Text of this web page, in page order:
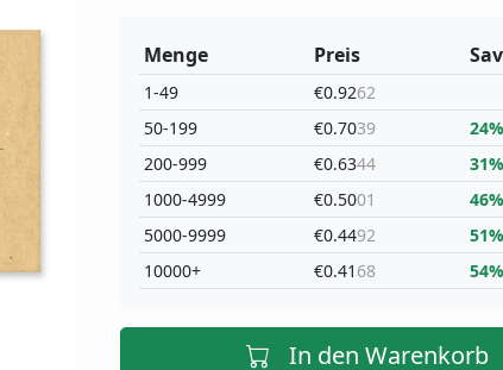
Menge
1-49
50-199
200-999
1000-4999
5000-9999
10000+
Preis
€0.9262
€0.7039
€0.6344
€0.5001
€0.4492
€0.41 68
24%
31%
46%
51%
54%
In den Warenkorb